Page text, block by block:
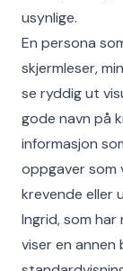
usynlige.
En persona
skjermleser,
se ryddig ut
gode navn på
informasjon
oppgaver som
krevende eller
Ingrid, som
viser en annen